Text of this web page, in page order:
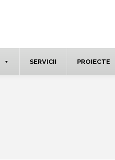
SERVICII PROIECTE